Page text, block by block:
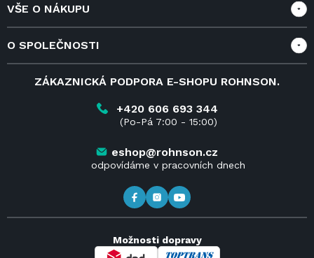
VŠE O NÁKUPU
Doprava a služby
Reklamace
Vrácení zboží do 14 dnů
O SPOLEČNOSTI
ZÁKAZNICKÁ PODPORA E-SHOPU ROHNSON.
+420 606 693 344
(Po-Pá 7:00 - 15:00)
eshop@rohnson.cz
odpovídáme v pracovních dnech
Možnosti dopravy